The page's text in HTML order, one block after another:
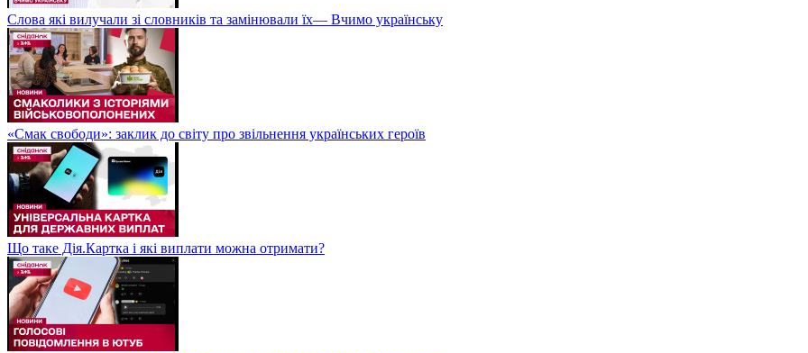
Слова які вилучали зі словників та замінювали їх— Вчимо українську
«Смак свободи»: заклик до світу про звільнення українських героїв
Що таке Дія.Картка і які виплати можна отримати?